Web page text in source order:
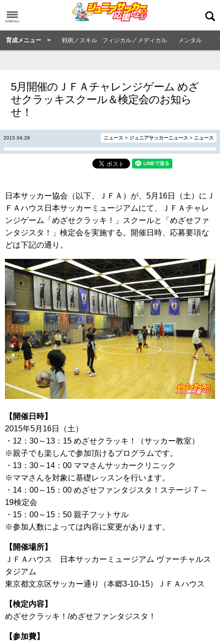
育成メニュー > 戦術／スキル フィジカル／メディカル メンタル
5月開催のＪＦＡチャレンジゲーム めざ
せクラッキスクール＆検定会のお知ら
せ！
2015.04.28 ニュース > ジュニアサッカーニュース > ニュース
日本サッカー協会（以下、ＪＦＡ）が、5月16日（土）にＪ
ＦＡハウス日本サッカーミュージアムにて、ＪＦＡチャレ
ンジゲーム「めざせクラッキ！」スクールと「めざせファ
ンタジスタ！」検定会を実施する。開催日時、応募要項な
どは下記の通り。
【開催日時】
2015年5月16日（土）
・12：30～13：15 めざせクラッキ！（サッカー教室）
※親子でも楽しんで参加頂けるプログラムです。
・13：30～14：00 ママさんサッカークリニック
※ママさんを対象に基礎レッスンを行います。
・14：00～15：00 めざせファンタジスタ！ステージ 7 ～
19検定会
・15：00～15：50 親子フットサル
※参加人数によっては内容に変更があります。
【開催場所】
ＪＦＡハウス 日本サッカーミュージアム ヴァーチャルス
タジアム
東京都文京区サッカー通り（本郷3-10-15）ＪＦＡハウス
【検定内容】
めざせクラッキ！/めざせファンタジスタ！
【参加費】